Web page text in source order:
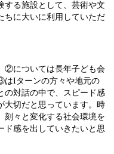
する施設として、芸術や文
ちに大いに利用していただ
②については長年子ども会
はI ターンの方々や地元の
の対話の中で、スピード感
大切だと思っています。時
刻々と変化する社会環境を
ド感を出していきたいと思